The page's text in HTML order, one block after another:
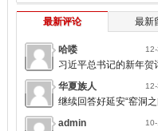
最新评论 最新
哈喽
华夏族人
admin